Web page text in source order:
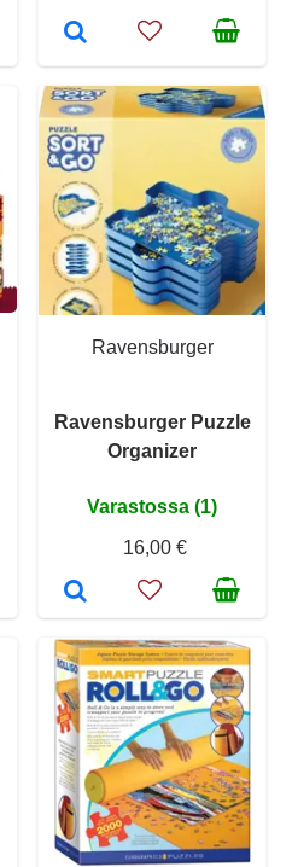
Ravensburger
Ravensburger Puzzle
Organizer
Varastossa (1)
16,00 €